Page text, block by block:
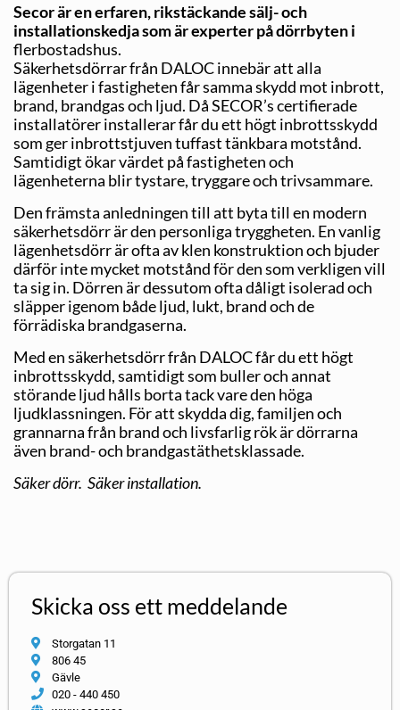
Secor är en erfaren, rikstäckande sälj- och
installationskedja som är experter på dörrbyten i
flerbostadshus.
Säkerhetsdörrar från DALOC innebär att alla
lägenheter i fastig­heten får samma skydd mot inbrott,
brand, brandgas och ljud. Då SECOR’s certifierade
installatörer installerar får du ett högt inbrottsskydd
som ger inbrottstjuven tuffast tänkbara motstånd.
Samtidigt ökar värdet på fastigheten och
lägenheterna blir tystare, tryggare och trivsammare.
Den främsta anledningen till att byta till en modern
säkerhetsdörr är den personliga tryggheten. En vanlig
lägenhetsdörr är ofta av klen konstruktion och bjuder
därför inte mycket motstånd för den som verkligen vill
ta sig in. Dörren är dessutom ofta dåligt isolerad och
släpper igenom både ljud, lukt, brand och de
förrädiska brandgaserna.
Med en säkerhetsdörr från DALOC får du ett högt
inbrottsskydd, samtidigt som buller och annat
störande ljud hålls borta tack vare den höga
ljudklassningen. För att skydda dig, familjen och
grannarna från brand och livsfarlig rök är dörrarna
även brand- och brandgastäthetsklassade.
Säker dörr. Säker installation.
Skicka oss ett meddelande
Storgatan 11
806 45
Gävle
020 - 440 450